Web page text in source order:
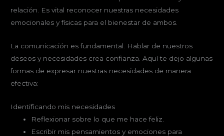
relación. Es vital reconocer nuestras necesidades
emocionales y físicas para el bienestar de ambos.
La comunicación es fundamental. Hablar de nuestros
deseos y necesidades crea confianza. Aquí te dejo algunas
formas de expresar nuestras necesidades de manera
efectiva:
Identificando mis necesidades
Reflexionar sobre lo que me hace feliz.
Escribir mis pensamientos y emociones para